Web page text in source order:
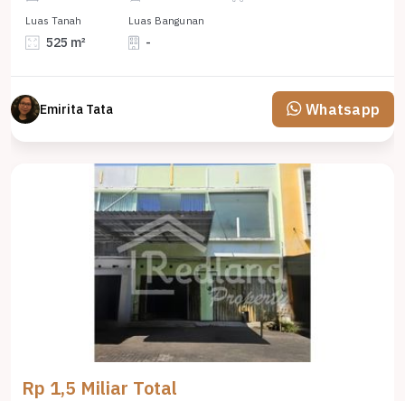
Luas Tanah
525 m²
Luas Bangunan
-
Emirita Tata Whatsapp
Rp 1,5 Miliar Total